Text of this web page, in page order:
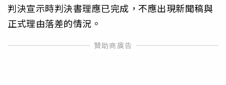
判決宣示時判決書理應已完成，不應出現新聞稿與
正式理由落差的情況。